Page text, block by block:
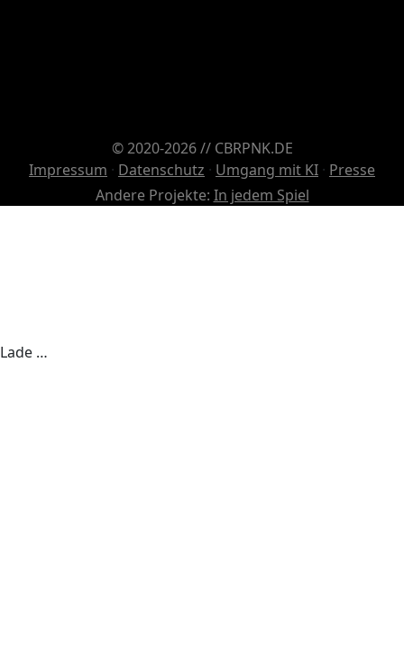
© 2020-2026 // CBRPNK.DE
Impressum · Datenschutz · Umgang mit KI · Presse
Andere Projekte: In jedem Spiel
Lade …